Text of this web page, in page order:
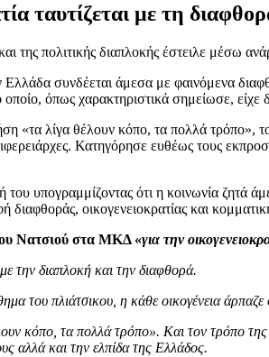
ταυτίζεται με τη
της πολιτικής διαπλοκής έστειλε μέσω
συνδέεται άμεσα με φαινόμενα
όπως χαρακτηριστικά σημείωσε,
«τα λίγα θέλουν κόπο, τα πολλά τρόπο»,
Κατηγόρησε ευθέως τους
υπογραμμίζοντας ότι η κοινωνία ζητά
οικογενειοκρατίας και
Νατσιού στα ΜΚΔ «για την
την διαπλοκή και την διαφθορά.
του πλιάτσικου, η κάθε οικογένεια
κόπο, τα πολλά τρόπο». Και τον τρόπο
αλλά και την ελπίδα της Ελλάδος.